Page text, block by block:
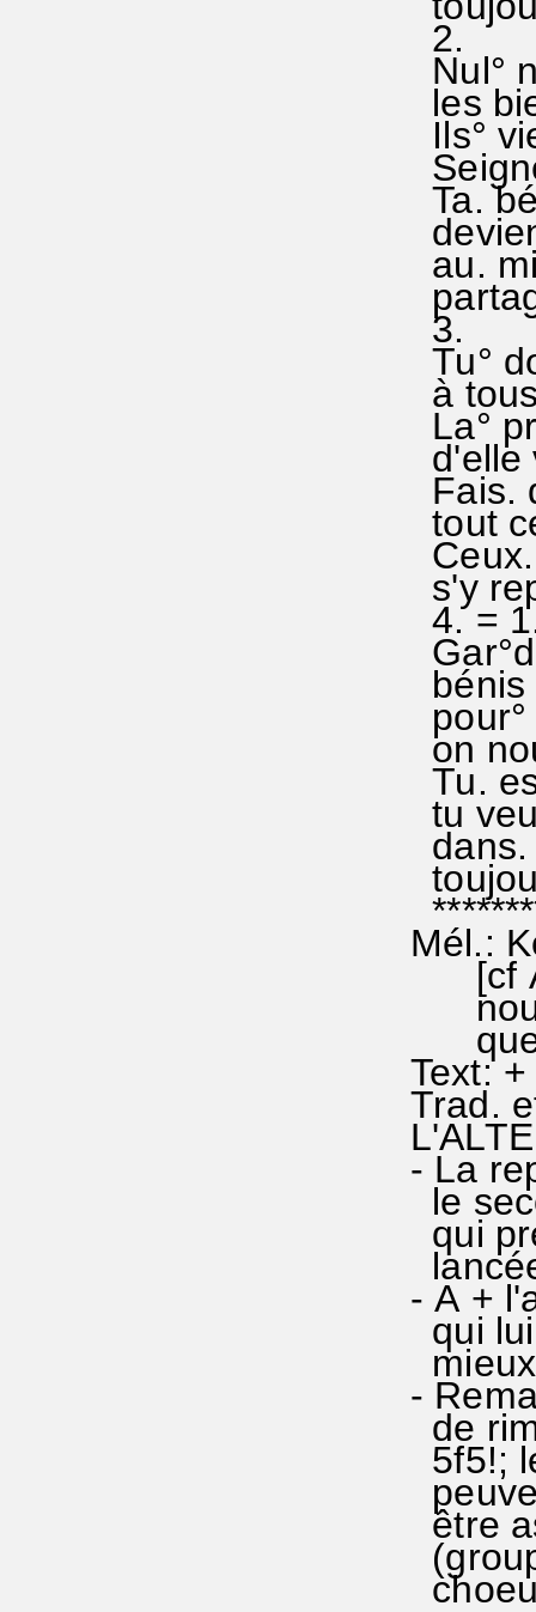
2.
Nul°
les
Ils°
Ta.
au.
3.
Tu°
à
La°
d'elle
Fais.
tout
s'y
4. =
on
Tu.
tu
dans.
Mél.:
[cf
nous
que
Text:
Trad.
- La
le
qui
- A +
qui
-
de
5f5!;
être